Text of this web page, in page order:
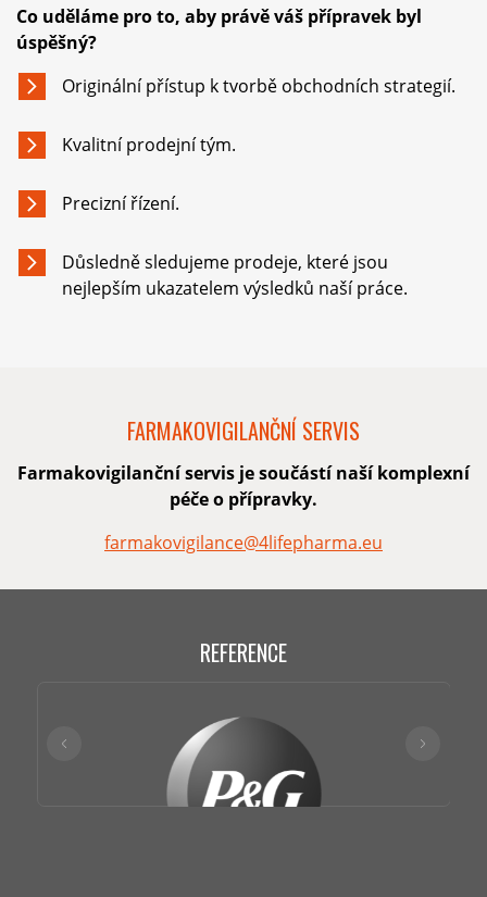
Co uděláme pro to, aby právě váš přípravek byl
úspěšný?
Originální přístup k tvorbě obchodních strategií.
Kvalitní prodejní tým.
Precizní řízení.
Důsledně sledujeme prodeje, které jsou
nejlepším ukazatelem výsledků naší práce.
FARMAKOVIGILANČNÍ SERVIS
Farmakovigilanční servis je součástí naší komplexní
péče o přípravky.
farmakovigilance@4lifepharma.eu
REFERENCE